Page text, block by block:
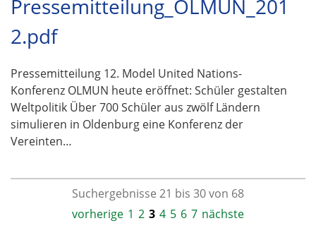
Pressemitteilung_OLMUN_201
2.pdf
Pressemitteilung 12. Model United Nations-
Konferenz OLMUN heute eröffnet: Schüler gestalten
Weltpolitik Über 700 Schüler aus zwölf Ländern
simulieren in Oldenburg eine Konferenz der
Vereinten…
Suchergebnisse 21 bis 30 von 68
vorherige 1 2 3 4 5 6 7 nächste